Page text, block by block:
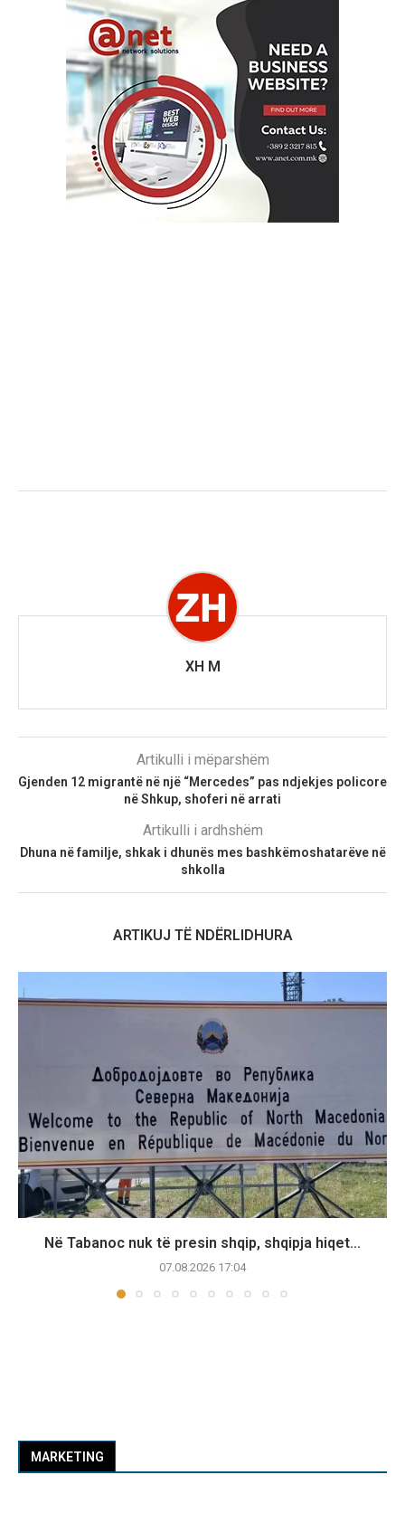
XH M
Artikulli i mëparshëm
Gjenden 12 migrantë në një “Mercedes” pas ndjekjes policore
në Shkup, shoferi në arrati
Artikulli i ardhshëm
Dhuna në familje, shkak i dhunës mes bashkëmoshatarëve në
shkolla
ARTIKUJ TË NDËRLIDHURA
Në Tabanoc nuk të presin shqip, shqipja hiqet...
07.08.2026 17:04
MARKETING